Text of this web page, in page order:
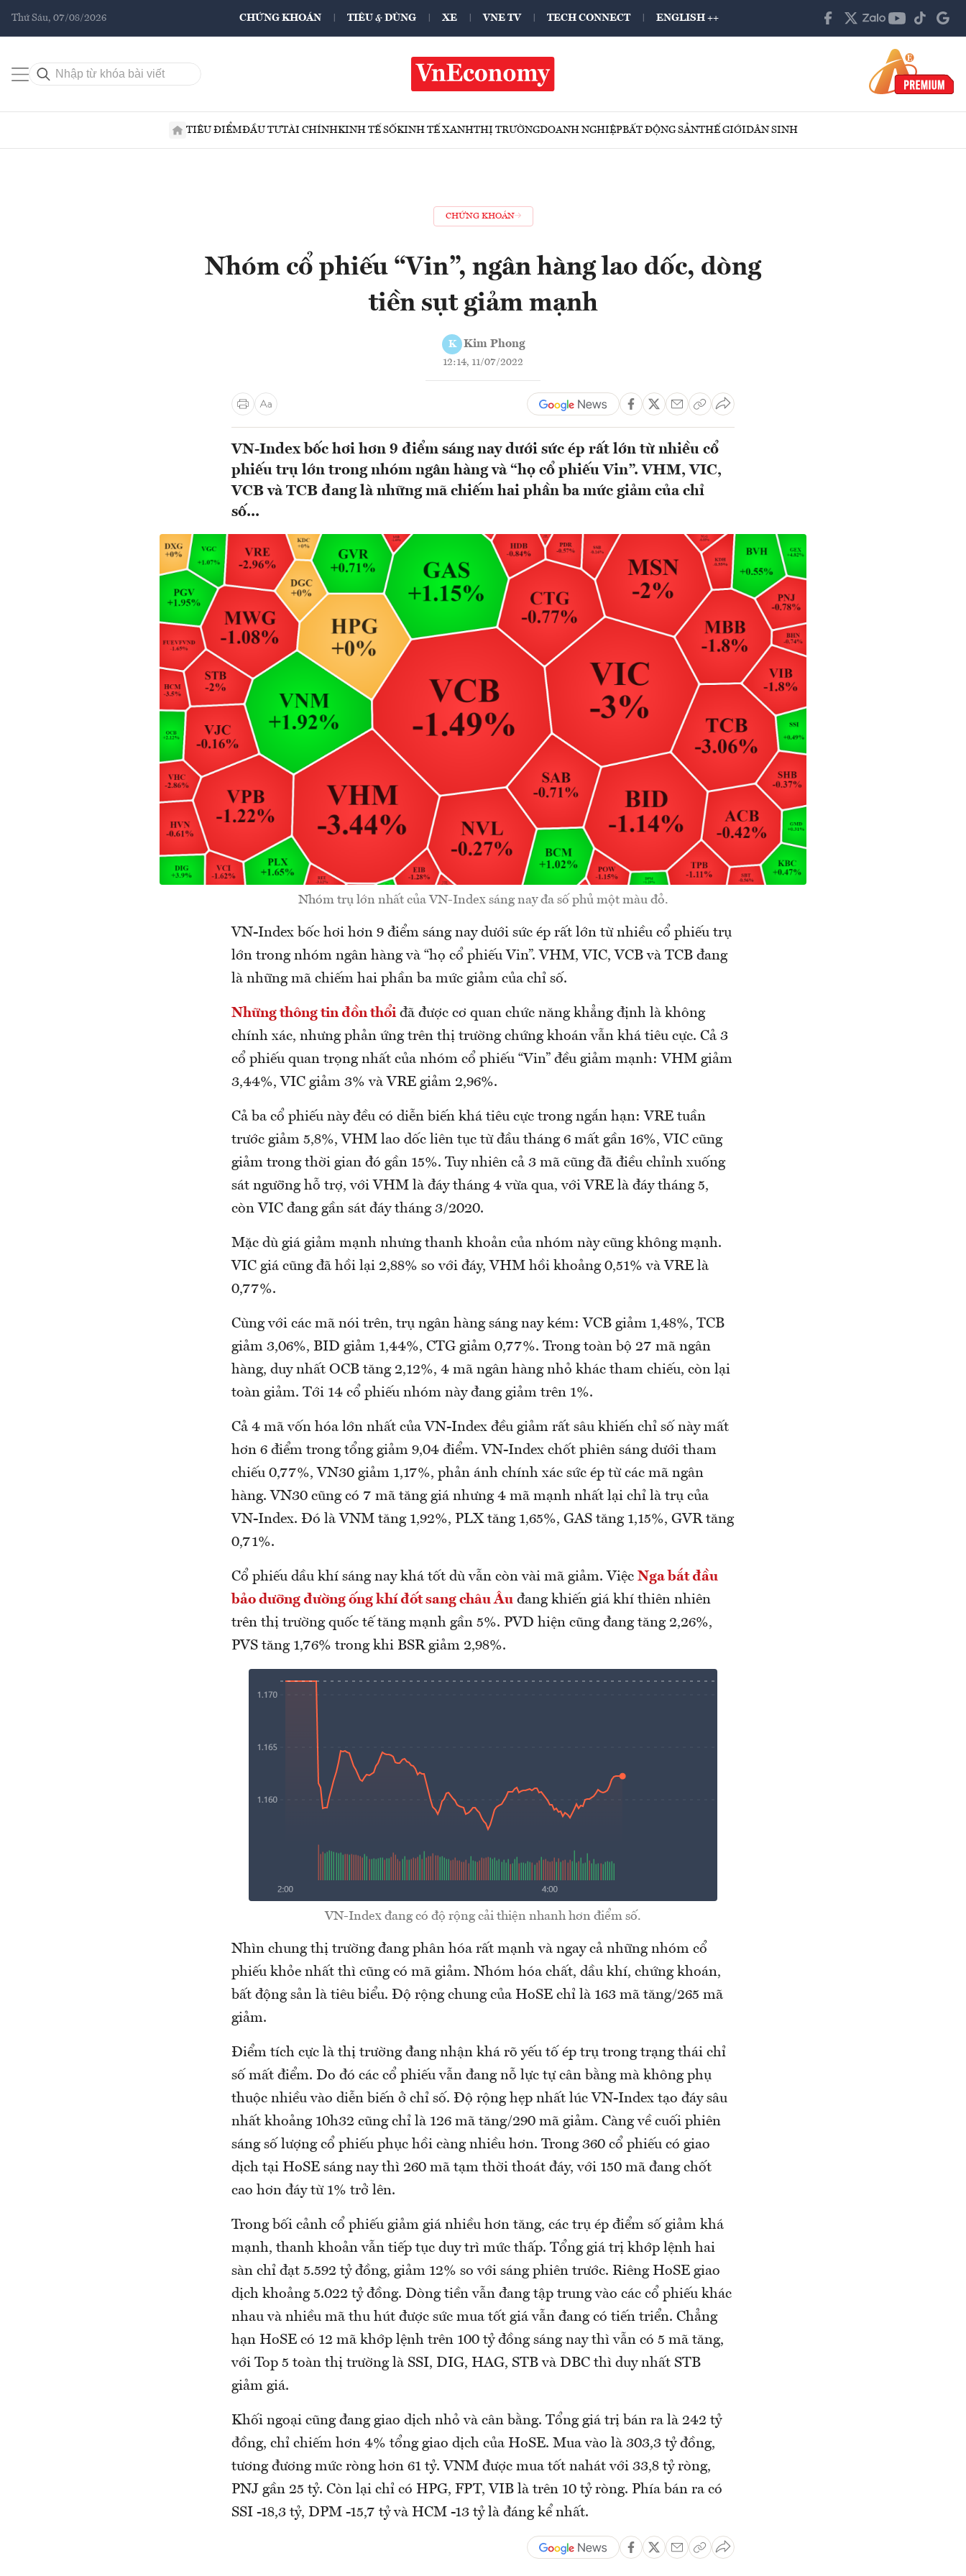
Thứ Sáu, 07/08/2026 CHỨNG KHOÁN TIÊU & DÙNG XE VNE TV TECH CONNECT ENGLISH ++
TIÊU ĐIỂMĐẦU TƯTÀI CHÍNHKINH TẾ SỐKINH TẾ XANHTHỊ TRƯỜNGDOANH NGHIỆPBẤT ĐỘNG SẢNTHẾ GIỚIDÂN SINH
CHỨNG KHOÁN
Nhóm cổ phiếu “Vin”, ngân hàng lao dốc, dòng
tiền sụt giảm mạnh
K Kim Phong
12:14, 11/07/2022
VN-Index bốc hơi hơn 9 điểm sáng nay dưới sức ép rất lớn từ nhiều cổ
phiếu trụ lớn trong nhóm ngân hàng và “họ cổ phiếu Vin”. VHM, VIC,
VCB và TCB đang là những mã chiếm hai phần ba mức giảm của chỉ
số...
Nhóm trụ lớn nhất của VN-Index sáng nay đa số phủ một màu đỏ.
VN-Index bốc hơi hơn 9 điểm sáng nay dưới sức ép rất lớn từ nhiều cổ phiếu trụ
lớn trong nhóm ngân hàng và “họ cổ phiếu Vin”. VHM, VIC, VCB và TCB đang
là những mã chiếm hai phần ba mức giảm của chỉ số.
Những thông tin đồn thổiđã được cơ quan chức năng khẳng định là không
chính xác, nhưng phản ứng trên thị trường chứng khoán vẫn khá tiêu cực. Cả 3
cổ phiếu quan trọng nhất của nhóm cổ phiếu “Vin” đều giảm mạnh: VHM giảm
3,44%, VIC giảm 3% và VRE giảm 2,96%.
Cả ba cổ phiếu này đều có diễn biến khá tiêu cực trong ngắn hạn: VRE tuần
trước giảm 5,8%, VHM lao dốc liên tục từ đầu tháng 6 mất gần 16%, VIC cũng
giảm trong thời gian đó gần 15%. Tuy nhiên cả 3 mã cũng đã điều chỉnh xuống
sát ngưỡng hỗ trợ, với VHM là đáy tháng 4 vừa qua, với VRE là đáy tháng 5,
còn VIC đang gần sát đáy tháng 3/2020.
Mặc dù giá giảm mạnh nhưng thanh khoản của nhóm này cũng không mạnh.
VIC giá cũng đã hồi lại 2,88% so với đáy, VHM hồi khoảng 0,51% và VRE là
0,77%.
Cùng với các mã nói trên, trụ ngân hàng sáng nay kém: VCB giảm 1,48%, TCB
giảm 3,06%, BID giảm 1,44%, CTG giảm 0,77%. Trong toàn bộ 27 mã ngân
hàng, duy nhất OCB tăng 2,12%, 4 mã ngân hàng nhỏ khác tham chiếu, còn lại
toàn giảm. Tới 14 cổ phiếu nhóm này đang giảm trên 1%.
Cả 4 mã vốn hóa lớn nhất của VN-Index đều giảm rất sâu khiến chỉ số này mất
hơn 6 điểm trong tổng giảm 9,04 điểm. VN-Index chốt phiên sáng dưới tham
chiếu 0,77%, VN30 giảm 1,17%, phản ánh chính xác sức ép từ các mã ngân
hàng. VN30 cũng có 7 mã tăng giá nhưng 4 mã mạnh nhất lại chỉ là trụ của
VN-Index. Đó là VNM tăng 1,92%, PLX tăng 1,65%, GAS tăng 1,15%, GVR tăng
0,71%.
Cổ phiếu dầu khí sáng nay khá tốt dù vẫn còn vài mã giảm. Việc Nga bắt đầu
bảo dưỡng đường ống khí đốt sang châu Âu đang khiến giá khí thiên nhiên
trên thị trường quốc tế tăng mạnh gần 5%. PVD hiện cũng đang tăng 2,26%,
PVS tăng 1,76% trong khi BSR giảm 2,98%.
VN-Index đang có độ rộng cải thiện nhanh hơn điểm số.
Nhìn chung thị trường đang phân hóa rất mạnh và ngay cả những nhóm cổ
phiếu khỏe nhất thì cũng có mã giảm. Nhóm hóa chất, dầu khí, chứng khoán,
bất động sản là tiêu biểu. Độ rộng chung của HoSE chỉ là 163 mã tăng/265 mã
giảm.
Điểm tích cực là thị trường đang nhận khá rõ yếu tố ép trụ trong trạng thái chỉ
số mất điểm. Do đó các cổ phiếu vẫn đang nỗ lực tự cân bằng mà không phụ
thuộc nhiều vào diễn biến ở chỉ số. Độ rộng hẹp nhất lúc VN-Index tạo đáy sâu
nhất khoảng 10h32 cũng chỉ là 126 mã tăng/290 mã giảm. Càng về cuối phiên
sáng số lượng cổ phiếu phục hồi càng nhiều hơn. Trong 360 cổ phiếu có giao
dịch tại HoSE sáng nay thì 260 mã tạm thời thoát đáy, với 150 mã đang chốt
cao hơn đáy từ 1% trở lên.
Trong bối cảnh cổ phiếu giảm giá nhiều hơn tăng, các trụ ép điểm số giảm khá
mạnh, thanh khoản vẫn tiếp tục duy trì mức thấp. Tổng giá trị khớp lệnh hai
sàn chỉ đạt 5.592 tỷ đồng, giảm 12% so với sáng phiên trước. Riêng HoSE giao
dịch khoảng 5.022 tỷ đồng. Dòng tiền vẫn đang tập trung vào các cổ phiếu khác
nhau và nhiều mã thu hút được sức mua tốt giá vẫn đang có tiến triển. Chẳng
hạn HoSE có 12 mã khớp lệnh trên 100 tỷ đồng sáng nay thì vẫn có 5 mã tăng,
với Top 5 toàn thị trường là SSI, DIG, HAG, STB và DBC thì duy nhất STB
giảm giá.
Khối ngoại cũng đang giao dịch nhỏ và cân bằng. Tổng giá trị bán ra là 242 tỷ
đồng, chỉ chiếm hơn 4% tổng giao dịch của HoSE. Mua vào là 303,3 tỷ đồng,
tương đương mức ròng hơn 61 tỷ. VNM được mua tốt nahát với 33,8 tỷ ròng,
PNJ gần 25 tỷ. Còn lại chỉ có HPG, FPT, VIB là trên 10 tỷ ròng. Phía bán ra có
SSI -18,3 tỷ, DPM -15,7 tỷ và HCM -13 tỷ là đáng kể nhất.